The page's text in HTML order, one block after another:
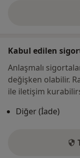
Kabul edilen
Anlaşmalı
değişken olabilir.
ile iletişim
Diğer (İade)